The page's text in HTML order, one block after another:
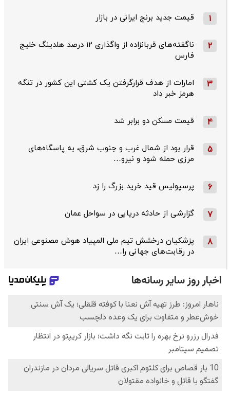
1 قیمت جدید برنج ایرانی در بازار
2
ناگفته‌های قربانزاده از واگذاری ۱۲ درصد هلدینگ خلیج
فارس
3
امارات از هدف قرارگرفتن یک کشتی این کشور در تنگه
هرمز خبر داد
4 قیمت مسکن دو برابر شد
5
قرار بود از شمال ‌غرب و جنوب‌ شرق، به پاسگاه‌های
مرزی حمله شود و نیرو…
6 پرسپولیس قید خرید بزرگ را زد
7 گزارشی از حادثه دریایی در سواحل عمان
8
پزشکیان درخشش تیم ملی المپیاد هوش مصنوعی ایران
در رقابت‌های جهانی را…